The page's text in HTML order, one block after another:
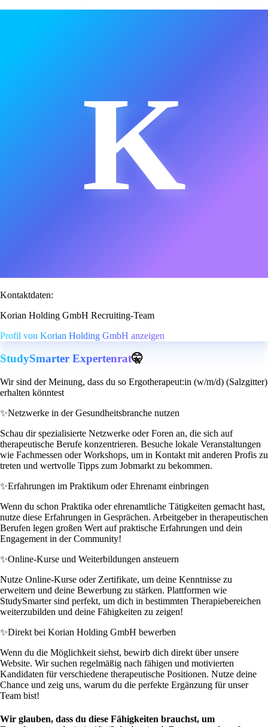
K
Kontaktdaten:
Korian Holding GmbH Recruiting-Team
Profil von Korian Holding GmbH anzeigen
StudySmarter Expertenrat🤫
Wir sind der Meinung, dass du so Ergotherapeut:in (w/m/d) (Salzgitter)
erhalten könntest
✨Netzwerke in der Gesundheitsbranche nutzen
Schau dir spezialisierte Netzwerke oder Foren an, die sich auf
therapeutische Berufe konzentrieren. Besuche lokale Veranstaltungen
wie Fachmessen oder Workshops, um in Kontakt mit anderen Profis zu
treten und wertvolle Tipps zum Jobmarkt zu bekommen.
✨Erfahrungen im Praktikum oder Ehrenamt einbringen
Wenn du schon Praktika oder ehrenamtliche Tätigkeiten gemacht hast,
nutze diese Erfahrungen in Gesprächen. Arbeitgeber in therapeutischen
Berufen legen großen Wert auf praktische Erfahrungen und dein
Engagement in der Community!
✨Online-Kurse und Weiterbildungen ansteuern
Nutze Online-Kurse oder Zertifikate, um deine Kenntnisse zu
erweitern und deine Bewerbung zu stärken. Plattformen wie
StudySmarter sind perfekt, um dich in bestimmten Therapiebereichen
weiterzubilden und deine Fähigkeiten zu zeigen!
✨Direkt bei Korian Holding GmbH bewerben
Wenn du die Möglichkeit siehst, bewirb dich direkt über unsere
Website. Wir suchen regelmäßig nach fähigen und motivierten
Kandidaten für verschiedene therapeutische Positionen. Nutze deine
Chance und zeig uns, warum du die perfekte Ergänzung für unser
Team bist!
Wir glauben, dass du diese Fähigkeiten brauchst, um